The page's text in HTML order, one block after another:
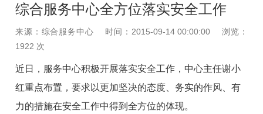
综合服务中心全方位落实安全工作
来源：综合服务中心 时间：2015-09-14 00:00:00
浏览：
1922 次
近日，服务中心积极开展落实安全工作，中心主任谢小
红重点布置，要求以更加坚决的态度、务实的作风、有
力的措施在安全工作中得到全方位的体现。